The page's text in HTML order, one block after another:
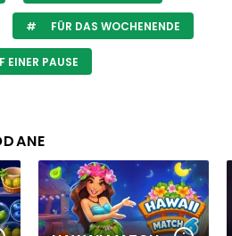
FÜR DAS WOCHENENDE
EINER PAUSE